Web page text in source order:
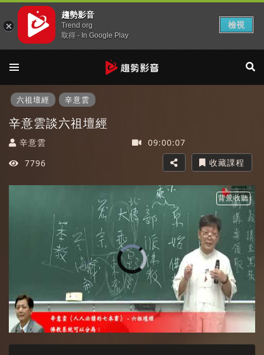
六祖壇經 辛意雲
辛意雲談六祖壇經
辛意雲
09:00:07
7796
收藏課程
背景收聽
趨勢影音
Trend org
取得 - In Google Play
檢視